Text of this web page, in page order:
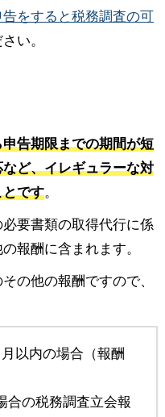
をすると税務調査の可
い。
告期限までの期間が短
ど、イレギュラーな対
です。
要書類の取得代行に係
報酬に含まれます。
の他の報酬ですので、
以内の場合（報酬
合の税務調査立会報